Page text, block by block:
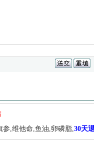
参,维他命,鱼油,卵磷脂,30天